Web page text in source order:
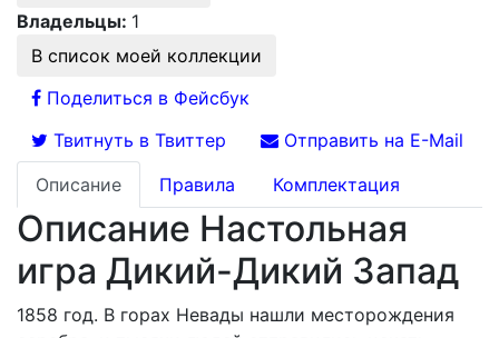
Владельцы: 1
В список моей коллекции
Поделиться в Фейсбук
Твитнуть в Твиттер
Отправить на E-Mail
Описание
Правила Комплектация
Описание Настольная
игра Дикий-Дикий Запад
1858 год. В горах Невады нашли месторождения